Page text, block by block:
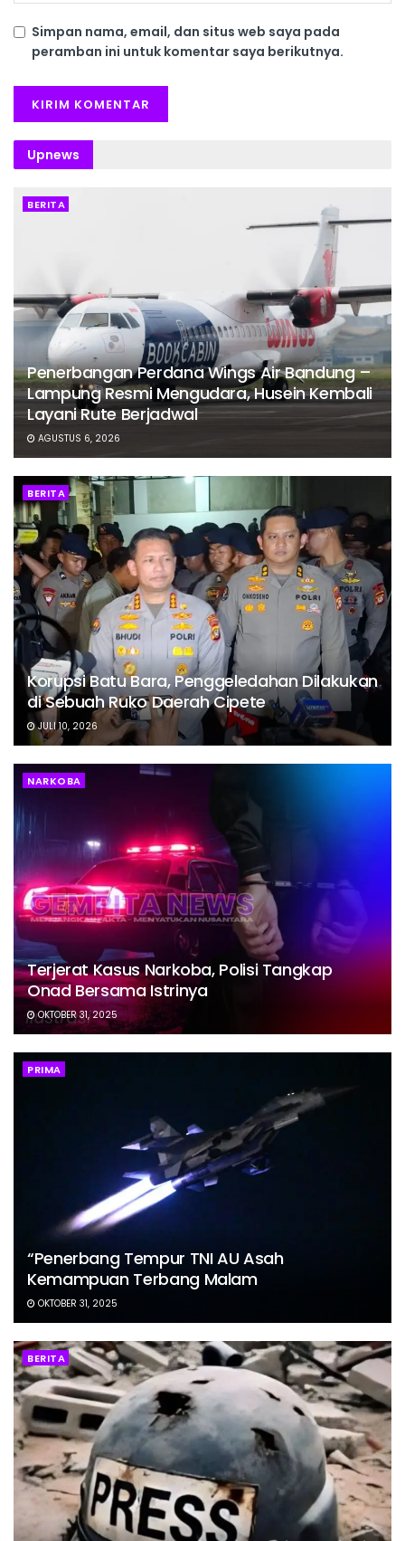
Simpan nama, email, dan situs web saya pada
peramban ini untuk komentar saya berikutnya.
Upnews
BERITA
Penerbangan Perdana Wings Air Bandung –
Lampung Resmi Mengudara, Husein Kembali
Layani Rute Berjadwal
AGUSTUS 6, 2026
BERITA
Korupsi Batu Bara, Penggeledahan Dilakukan
di Sebuah Ruko Daerah Cipete
JULI 10, 2026
NARKOBA
Terjerat Kasus Narkoba, Polisi Tangkap
Onad Bersama Istrinya
OKTOBER 31, 2025
PRIMA
“Penerbang Tempur TNI AU Asah
Kemampuan Terbang Malam
OKTOBER 31, 2025
BERITA